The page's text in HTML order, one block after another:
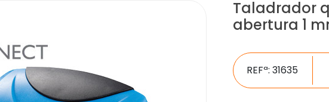
Taladrador
abertura 1
REFª: 31635